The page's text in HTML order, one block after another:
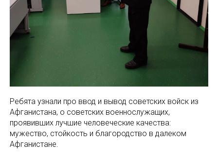
Ребята узнали про ввод и вывод советских войск из
Афганистана, о советских военнослужащих,
проявивших лучшие человеческие качества:
мужество, стойкость и благородство в далеком
Афганистане.